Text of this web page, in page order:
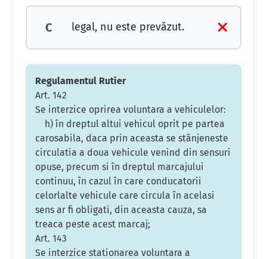
C legal, nu este prevăzut.
Regulamentul Rutier
Art. 142
Se interzice oprirea voluntara a vehiculelor:
h) în dreptul altui vehicul oprit pe partea
carosabila, daca prin aceasta se stânjeneste
circulatia a doua vehicule venind din sensuri
opuse, precum si în dreptul marcajului
continuu, în cazul în care conducatorii
celorlalte vehicule care circula în acelasi
sens ar fi obligati, din aceasta cauza, sa
treaca peste acest marcaj;
Art. 143
Se interzice stationarea voluntara a